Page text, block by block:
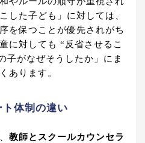
した子ども」に対しては、
を保つことが優先されがち
に対しても “反省させるこ
子がなぜそうしたか」にま
あります。
体制の違い
教師とスクールカウンセラ